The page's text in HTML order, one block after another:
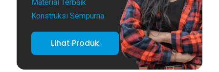
Material Terbaik
Konstruksi Sempurna
Lihat Produk